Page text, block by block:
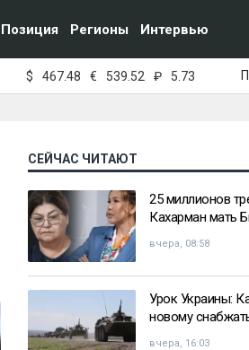
Позиция Регионы Интервью
$ 467.48 € 539.52 ₽ 5.73
СЕЙЧАС ЧИТАЮТ
25 миллионов
Кахарман мать
вчера, 08:58
Урок Украины:
новому
вчера, 16:03